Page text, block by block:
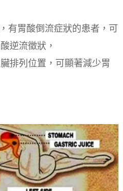
有胃酸倒流症狀的患者，可
逆流徵狀，
排列位置，可顯著減少胃